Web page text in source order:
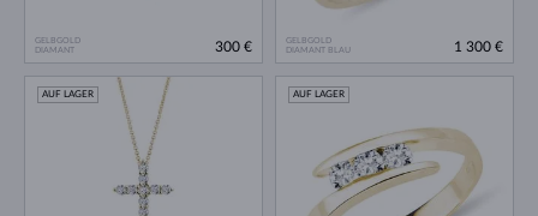
GELBGOLD
DIAMANT
300 €
GELBGOLD
DIAMANT BLAU
1 300 €
AUF LAGER AUF LAGER